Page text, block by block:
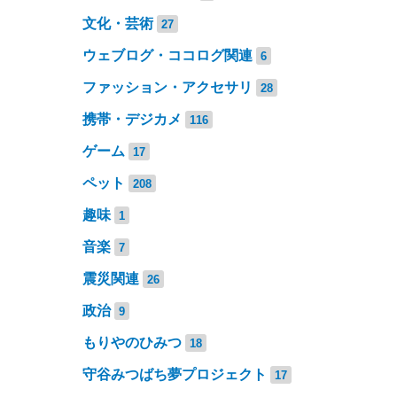
文化・芸術 27
ウェブログ・ココログ関連 6
ファッション・アクセサリ 28
携帯・デジカメ 116
ゲーム 17
ペット 208
趣味 1
音楽 7
震災関連 26
政治 9
もりやのひみつ 18
守谷みつばち夢プロジェクト 17